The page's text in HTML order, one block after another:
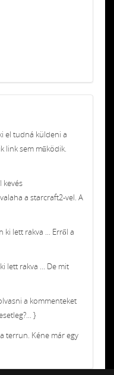
el tudná küldeni a
link sem működik.
kevés
a starcraft2-vel. A
ki lett rakva ... Erről a
lett rakva ... De mit
a kommenteket
}
terrun. Kéne már egy